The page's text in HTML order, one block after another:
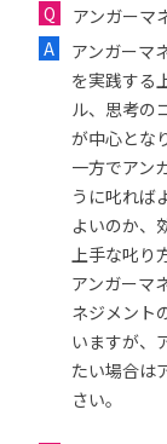
アンガーマ
アンガーマ
を実践する
ル、思考の
が中心とな
一方でアン
うに叱れば
よいのか、
上手な叱り
アンガーマ
ネジメント
いますが、
たい場合は
さい。